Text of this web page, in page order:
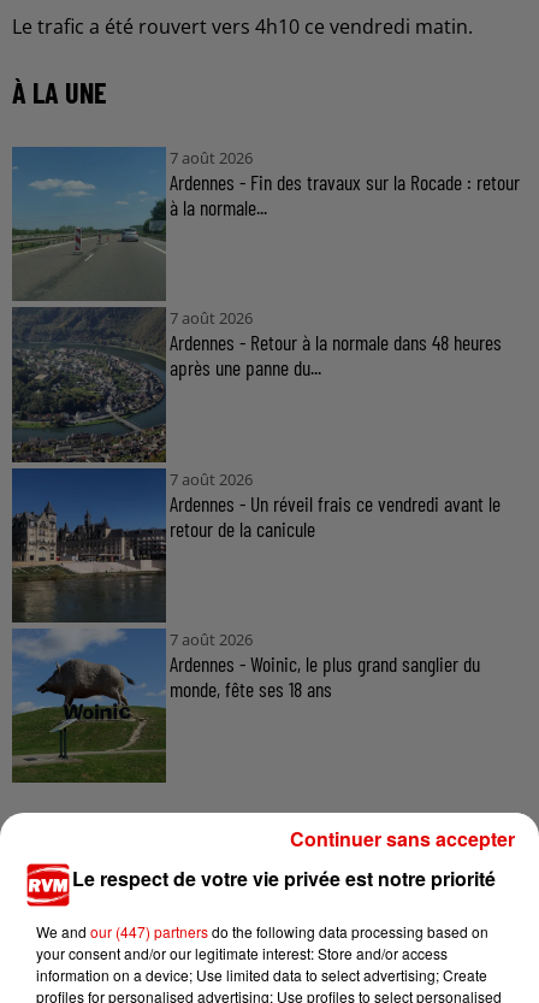
Le trafic a été rouvert vers 4h10 ce vendredi matin.
À LA UNE
7 août 2026
Ardennes - Fin des travaux sur la Rocade : retour
à la normale...
7 août 2026
Ardennes - Retour à la normale dans 48 heures
après une panne du...
7 août 2026
Ardennes - Un réveil frais ce vendredi avant le
retour de la canicule
7 août 2026
Ardennes - Woinic, le plus grand sanglier du
monde, fête ses 18 ans
TITRES DIFFUSÉS
0h00
0h00 23h56
23h56 23h53
23h53
Le respect de votre vie privée est notre priorité
We and our (447) partnersdo the following data processing based on
your consent and/or our legitimate interest: Store and/or access
information on a device; Use limited data to select advertising; Create
profiles for personalised advertising; Use profiles to select personalised
Continuer sans accepter